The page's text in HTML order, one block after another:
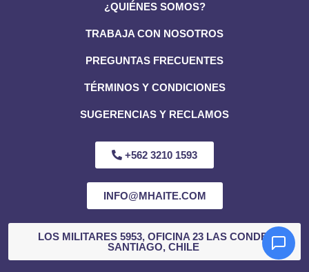
¿QUIÉNES SOMOS?
TRABAJA CON NOSOTROS
PREGUNTAS FRECUENTES
TÉRMINOS Y CONDICIONES
SUGERENCIAS Y RECLAMOS
+562 3210 1593
INFO@MHAITE.COM
LOS MILITARES 5953, OFICINA 23 LAS CONDES,
SANTIAGO, CHILE